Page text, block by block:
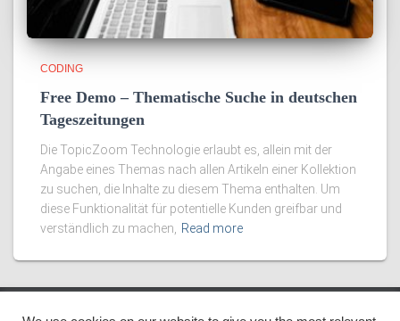
CODING
Free Demo – Thematische Suche in deutschen
Tageszeitungen
Die TopicZoom Technologie erlaubt es, allein mit der
Angabe eines Themas nach allen Artikeln einer Kollektion
zu suchen, die Inhalte zu diesem Thema enthalten. Um
diese Funktionalität für potentielle Kunden greifbar und
verständlich zu machen, Read more